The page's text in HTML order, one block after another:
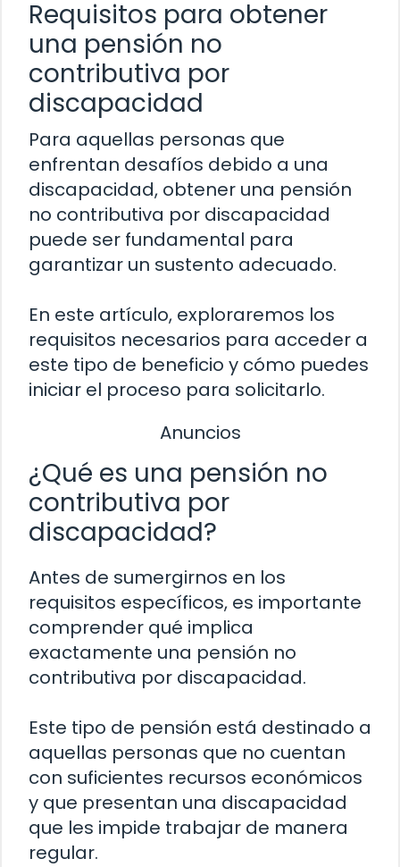
Requisitos para obtener
una pensión no
contributiva por
discapacidad
Para aquellas personas que
enfrentan desafíos debido a una
discapacidad, obtener una pensión
no contributiva por discapacidad
puede ser fundamental para
garantizar un sustento adecuado.
En este artículo, exploraremos los
requisitos necesarios para acceder a
este tipo de beneficio y cómo puedes
iniciar el proceso para solicitarlo.
Anuncios
¿Qué es una pensión no
contributiva por
discapacidad?
Antes de sumergirnos en los
requisitos específicos, es importante
comprender qué implica
exactamente una pensión no
contributiva por discapacidad.
Este tipo de pensión está destinado a
aquellas personas que no cuentan
con suficientes recursos económicos
y que presentan una discapacidad
que les impide trabajar de manera
regular.